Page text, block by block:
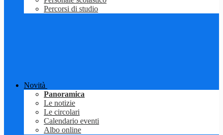
Percorsi di studio
Novità
Panoramica
Le notizie
Le circolari
Calendario eventi
Albo online